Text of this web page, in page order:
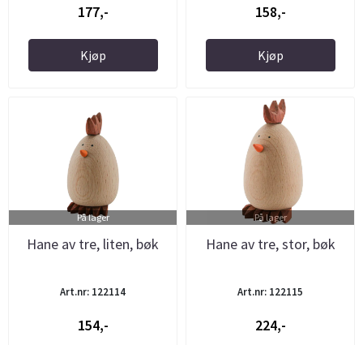
177,-
Kjøp
158,-
Kjøp
På lager
Hane av tre, liten, bøk
Art.nr: 122114
154,-
På lager
Hane av tre, stor, bøk
Art.nr: 122115
224,-